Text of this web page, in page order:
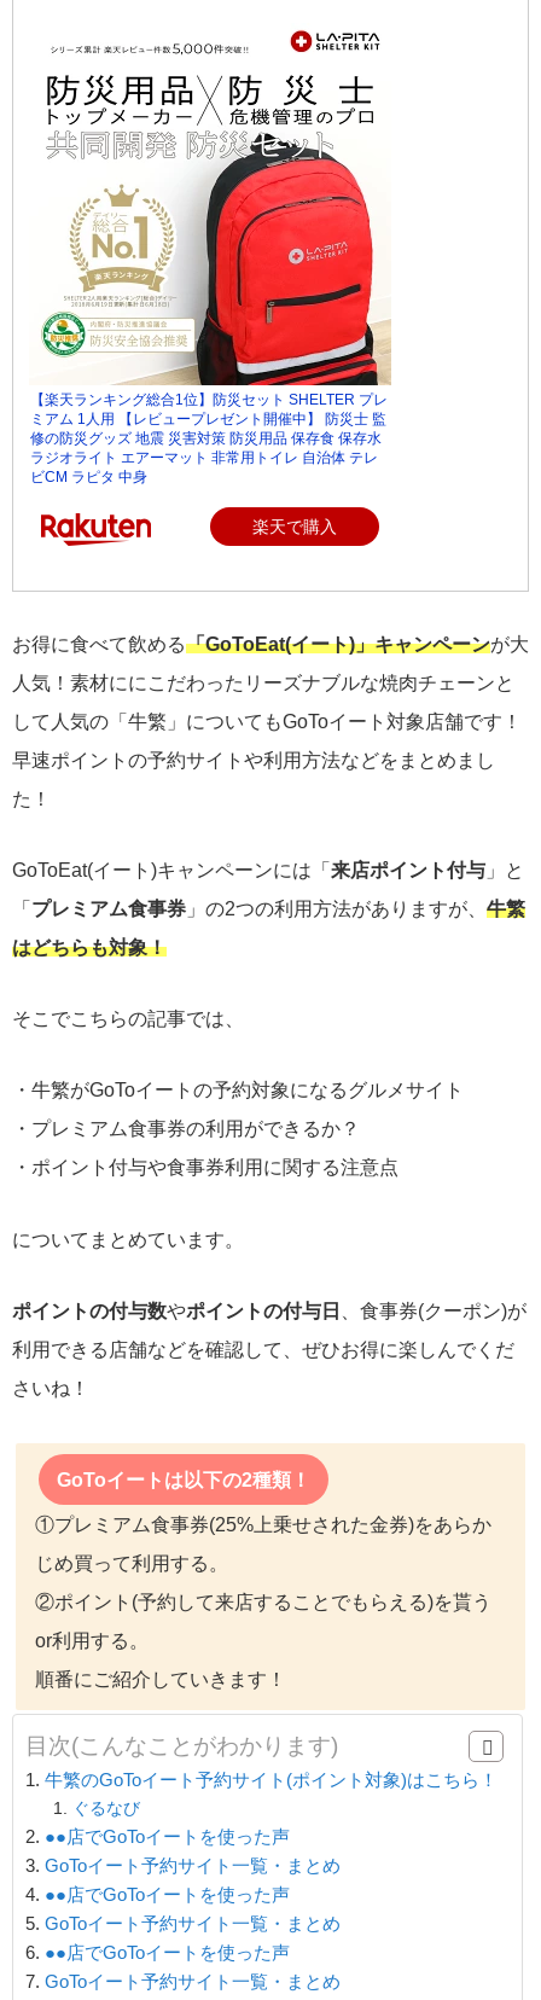
【楽天ランキング総合1位】防災セット SHELTER プレ
ミアム 1人用 【レビュープレゼント開催中】 防災士 監
修の防災グッズ 地震 災害対策 防災用品 保存食 保存水
ラジオライト エアーマット 非常用トイレ 自治体 テレ
ビCM ラピタ 中身
楽天で購入
お得に食べて飲める「GoToEat(イート)」キャンペーンが大
人気！素材ににこだわったリーズナブルな焼肉チェーンと
して人気の「牛繁」についてもGoToイート対象店舗です！
早速ポイントの予約サイトや利用方法などをまとめまし
た！
GoToEat(イート)キャンペーンには「 来店ポイント付与 」と
「 プレミアム食事券 」の2つの利用方法がありますが、 牛繁
はどちらも対象！
そこでこちらの記事では、
・牛繁がGoToイートの予約対象になるグルメサイト
・プレミアム食事券の利用ができるか？
・ポイント付与や食事券利用に関する注意点
についてまとめています。
ポイントの付与数やポイントの付与日
、食事券(クーポン)が
利用できる店舗などを確認して、ぜひお得に楽しんでくだ
さいね！
GoToイートは以下の2種類！
①プレミアム食事券(25%上乗せされた金券)をあらか
じめ買って利用する。
②ポイント(予約して来店することでもらえる)を貰う
or利用する。
順番にご紹介していきます！
目次(こんなことがわかります)
牛繁のGoToイート予約サイト(ポイント対象)はこちら！
ぐるなび
●●店でGoToイートを使った声
GoToイート予約サイト一覧・まとめ
●●店でGoToイートを使った声
GoToイート予約サイト一覧・まとめ
●●店でGoToイートを使った声
GoToイート予約サイト一覧・まとめ